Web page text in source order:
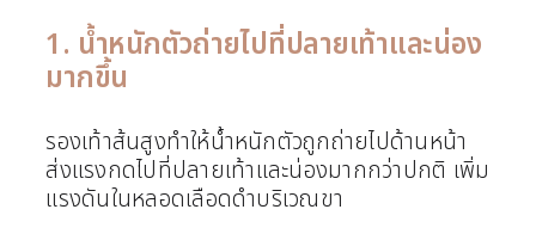
1. น้ำหนักตัวถ่ายไปที่ปลายเท้าและน่อง
มากขึ้น
รองเท้าส้นสูงทำให้น้ำหนักตัวถูกถ่ายไปด้านหน้า
ส่งแรงกดไปที่ปลายเท้าและน่องมากกว่าปกติ เพิ่ม
แรงดันในหลอดเลือดดำบริเวณขา